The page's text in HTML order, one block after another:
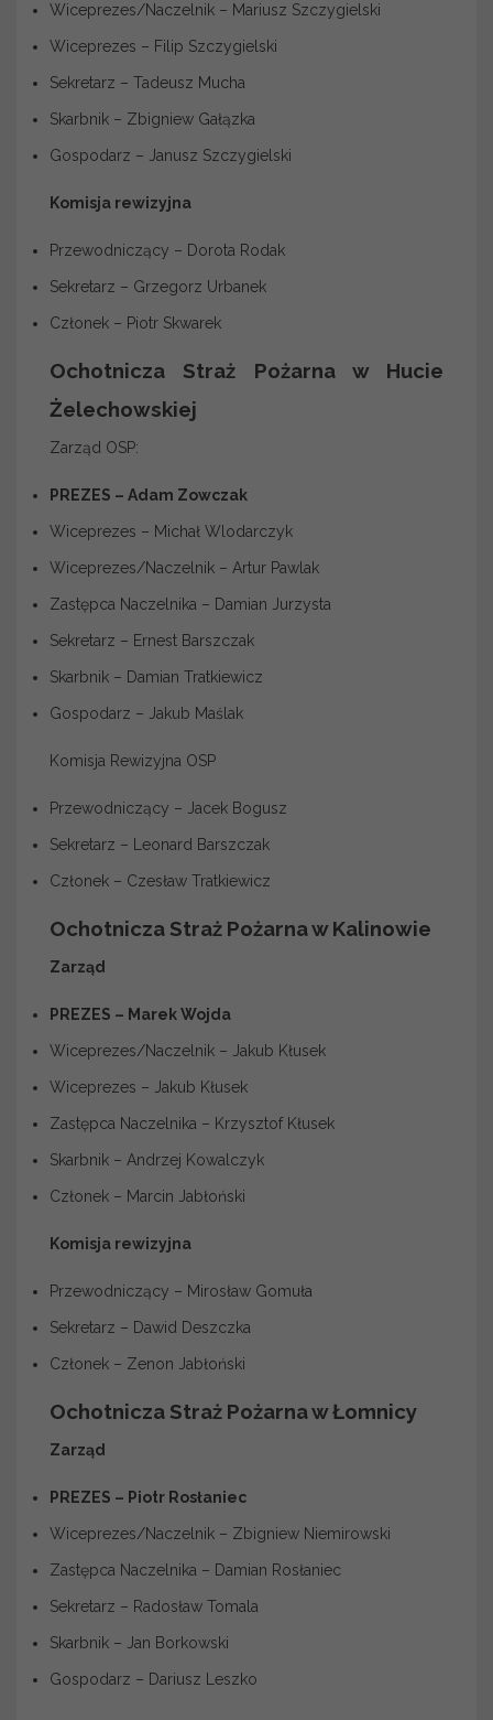
Wiceprezes/Naczelnik – Mariusz Szczygielski
Wiceprezes – Filip Szczygielski
Sekretarz – Tadeusz Mucha
Skarbnik – Zbigniew Gałązka
Gospodarz – Janusz Szczygielski
Komisja rewizyjna
Przewodniczący – Dorota Rodak
Sekretarz – Grzegorz Urbanek
Członek – Piotr Skwarek
Ochotnicza Straż Pożarna w Hucie
Żelechowskiej
Zarząd OSP:
PREZES – Adam Zowczak
Wiceprezes – Michał Wlodarczyk
Wiceprezes/Naczelnik – Artur Pawlak
Zastępca Naczelnika – Damian Jurzysta
Sekretarz – Ernest Barszczak
Skarbnik – Damian Tratkiewicz
Gospodarz – Jakub Maślak
Komisja Rewizyjna OSP
Przewodniczący – Jacek Bogusz
Sekretarz – Leonard Barszczak
Członek – Czesław Tratkiewicz
Ochotnicza Straż Pożarna w Kalinowie
Zarząd
PREZES – Marek Wojda
Wiceprezes/Naczelnik – Jakub Kłusek
Wiceprezes – Jakub Kłusek
Zastępca Naczelnika – Krzysztof Kłusek
Skarbnik – Andrzej Kowalczyk
Członek – Marcin Jabłoński
Komisja rewizyjna
Przewodniczący – Mirosław Gomuła
Sekretarz – Dawid Deszczka
Członek – Zenon Jabłoński
Ochotnicza Straż Pożarna w Łomnicy
Zarząd
PREZES – Piotr Rosłaniec
Wiceprezes/Naczelnik – Zbigniew Niemirowski
Zastępca Naczelnika – Damian Rosłaniec
Sekretarz – Radosław Tomala
Skarbnik – Jan Borkowski
Gospodarz – Dariusz Leszko